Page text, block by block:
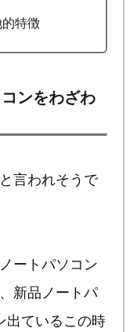
特徴
ンをわざわ
言われそうで
ートパソコン
新品ノートパ
出ているこの時